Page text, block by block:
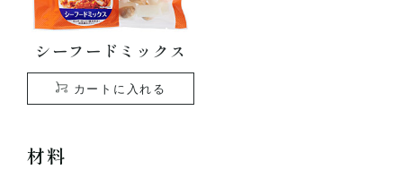
シーフードミックス
カートに入れる
材料